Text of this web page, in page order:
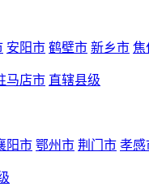
安阳市 鹤壁市 新乡市 焦
马店市 直辖县级
阳市 鄂州市 荆门市 孝感